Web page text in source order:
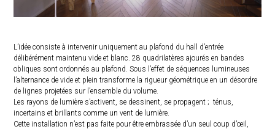
L’idée consiste à intervenir uniquement au plafond du hall d’entrée
délibérément maintenu vide et blanc. 28 quadrilatères ajourés en bandes
obliques sont ordonnés au plafond. Sous l’effet de séquences lumineuses
l’alternance de vide et plein transforme la rigueur géométrique en un désordre
de lignes projetées sur l’ensemble du volume.
Les rayons de lumière s’activent, se dessinent, se propagent ; ténus,
incertains et brillants comme un vent de lumière.
Cette installation n’est pas faite pour être embrassée d’un seul coup d’œil,